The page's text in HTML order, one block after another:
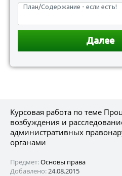
Курсовая работа по теме
возбуждения и
административных
органами
Предмет:Основы права
Добавлено:24.08.2015